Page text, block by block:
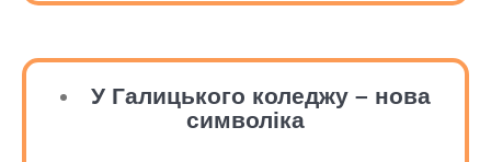
У Галицького коледжу – нова
символіка